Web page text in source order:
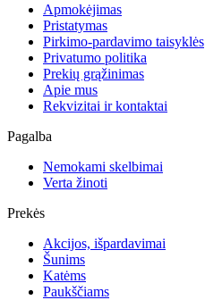
Apmokėjimas
Pristatymas
Pirkimo-pardavimo taisyklės
Privatumo politika
Prekių grąžinimas
Apie mus
Rekvizitai ir kontaktai
Pagalba
Nemokami skelbimai
Verta žinoti
Prekės
Akcijos, išpardavimai
Šunims
Katėms
Paukščiams